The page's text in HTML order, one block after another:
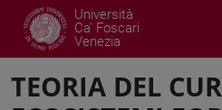
Università
Ca' Foscari
Venezia
TEORIA DEL